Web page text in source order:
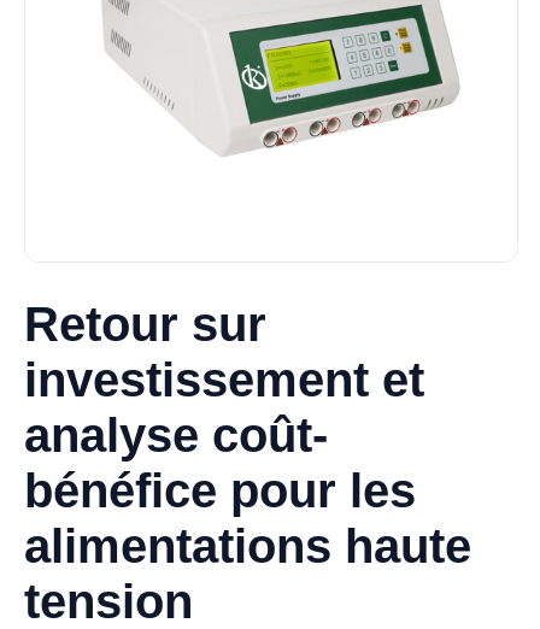
Retour sur
investissement et
analyse coût-
bénéfice pour les
alimentations haute
tension